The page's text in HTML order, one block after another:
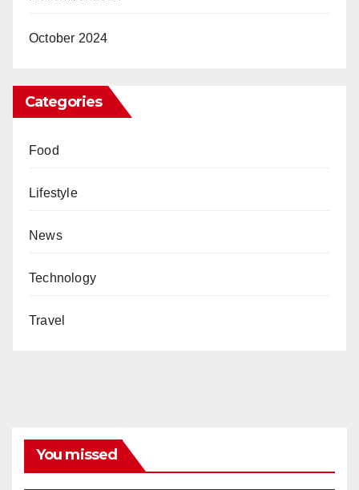
October 2024
Categories
Food
Lifestyle
News
Technology
Travel
You missed